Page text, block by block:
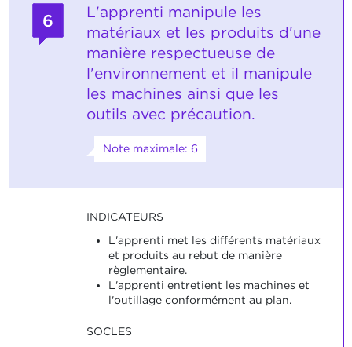
6
L'apprenti manipule les
matériaux et les produits d'une
manière respectueuse de
l'environnement et il manipule
les machines ainsi que les
outils avec précaution.
Note maximale: 6
INDICATEURS
L'apprenti met les différents matériaux
et produits au rebut de manière
règlementaire.
L'apprenti entretient les machines et
l'outillage conformément au plan.
SOCLES